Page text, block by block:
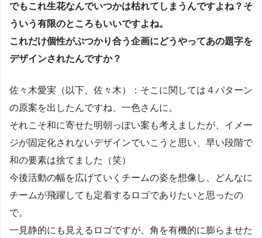
でもこれ生花なんでいつかは枯れてしまうんですよね？そ
ういう有限のところもいいですよね。
これだけ個性がぶつかり合う企画にどうやってあの題字を
デザインされたんですか？
佐々木愛実（以下、佐々木）：そこに関しては４パターン
の原案を出したんですね、一色さんに。
それこそ和に寄せた明朝っぽい案も考えましたが、イメー
ジが固定化されないデザインでいこうと思い、早い段階で
和の要素は捨てました（笑）
今後活動の幅を広げていくチームの姿を想像し、どんなに
チームが飛躍しても定着するロゴでありたいと思ったの
で。
一見静的にも見えるロゴですが、角を有機的に膨らませた